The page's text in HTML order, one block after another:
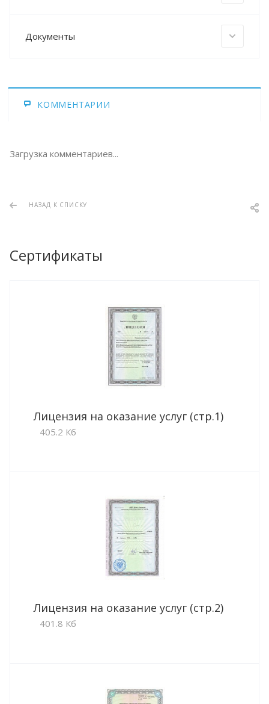
Документы
КОММЕНТАРИИ
Загрузка комментариев...
НАЗАД К СПИСКУ
Сертификаты
Лицензия на оказание услуг (стр.1)
405.2 Кб
Лицензия на оказание услуг (стр.2)
401.8 Кб